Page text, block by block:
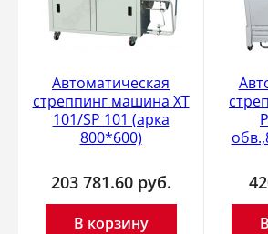
Автоматическая
стреппинг машина XT
101/SP 101 (арка
800*600)
203 781.60 руб.
В корзину